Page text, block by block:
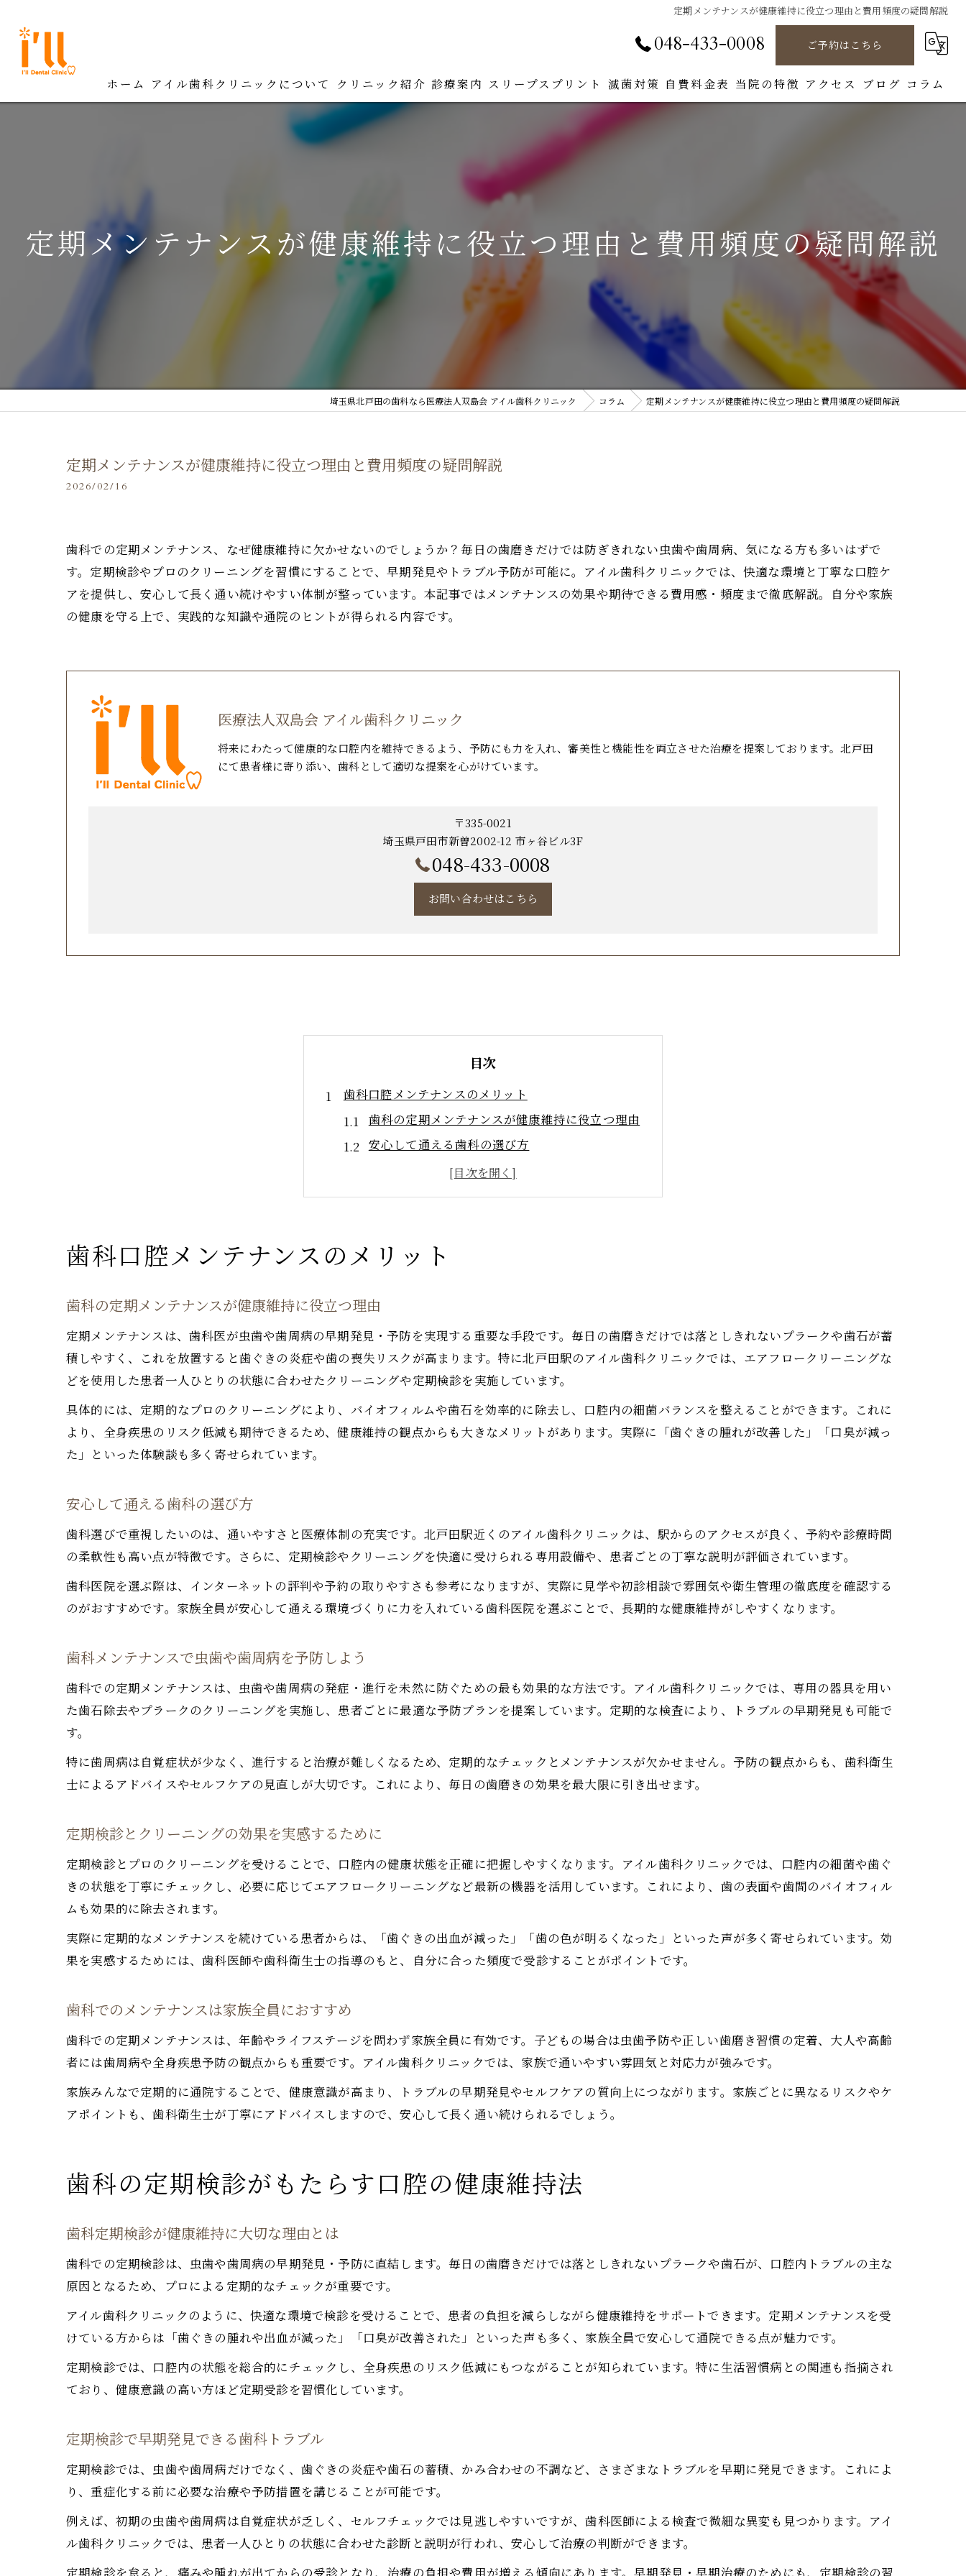
定期メンテナンスが健康維持に役立つ理由と費用頻度の疑問解説
048-433-0008 ご予約はこちら
ホーム アイル歯科クリニックについて クリニック紹介
ドクター紹介
診療案内
インプラントについて
エアフロークリーニング
スリープスプリント 滅菌対策 自費料金表 当院の特徴
インプラント
アクセス ブログ コラム
定期メンテナンスが健康維持に役立つ理由と費用頻度の疑問解説
埼玉県北戸田の歯科なら医療法人双島会 アイル歯科クリニック コラム 定期メンテナンスが健康維持に役立つ理由と費用頻度の疑問解説
定期メンテナンスが健康維持に役立つ理由と費用頻度の疑問解説
2026/02/16
歯科での定期メンテナンス、なぜ健康維持に欠かせないのでしょうか？毎日の歯磨きだけでは防ぎきれない虫歯や歯周病、気になる方も多いはずで
す。定期検診やプロのクリーニングを習慣にすることで、早期発見やトラブル予防が可能に。アイル歯科クリニックでは、快適な環境と丁寧な口腔ケ
アを提供し、安心して長く通い続けやすい体制が整っています。本記事ではメンテナンスの効果や期待できる費用感・頻度まで徹底解説。自分や家族
の健康を守る上で、実践的な知識や通院のヒントが得られる内容です。
医療法人双島会 アイル歯科クリニック
将来にわたって健康的な口腔内を維持できるよう、予防にも力を入れ、審美性と機能性を両立させた治療を提案しております。北戸田
にて患者様に寄り添い、歯科として適切な提案を心がけています。
〒335-0021
埼玉県戸田市新曽2002-12 市ヶ谷ビル3F
048-433-0008
お問い合わせはこちら
目次
歯科口腔メンテナンスのメリット
歯科の定期メンテナンスが健康維持に役立つ理由
安心して通える歯科の選び方
歯科メンテナンスで虫歯や歯周病を予防しよう
定期検診とクリーニングの効果を実感するために
歯科の定期検診がもたらす口腔の健康維持法
歯科定期検診が健康維持に大切な理由とは
定期検診で早期発見できる歯科トラブル
歯科衛生士のアドバイスでセルフケア向上へ
歯科の定期検診はどのくらいの頻度が最適？
アイル歯科クリニックが選ばれる快適な理由
定期メンテナンスを習慣にしたい理由を知る
定期メンテナンスで得られる健康の変化とは
歯科ケアの頻度や費用の目安を解説します
歯科の費用を抑えながら健康を維持するコツ
歯科定期ケアで虫歯や歯周病を防ぐ方法
歯科定期ケアでトラブルを未然に防ごう
歯科口腔メンテナンスのメリット
歯科の定期メンテナンスが健康維持に役立つ理由
定期メンテナンスは、歯科医が虫歯や歯周病の早期発見・予防を実現する重要な手段です。毎日の歯磨きだけでは落としきれないプラークや歯石が蓄
積しやすく、これを放置すると歯ぐきの炎症や歯の喪失リスクが高まります。特に北戸田駅のアイル歯科クリニックでは、エアフロークリーニングな
どを使用した患者一人ひとりの状態に合わせたクリーニングや定期検診を実施しています。
具体的には、定期的なプロのクリーニングにより、バイオフィルムや歯石を効率的に除去し、口腔内の細菌バランスを整えることができます。これに
より、全身疾患のリスク低減も期待できるため、健康維持の観点からも大きなメリットがあります。実際に「歯ぐきの腫れが改善した」「口臭が減っ
た」といった体験談も多く寄せられています。
安心して通える歯科の選び方
歯科選びで重視したいのは、通いやすさと医療体制の充実です。北戸田駅近くのアイル歯科クリニックは、駅からのアクセスが良く、予約や診療時間
の柔軟性も高い点が特徴です。さらに、定期検診やクリーニングを快適に受けられる専用設備や、患者ごとの丁寧な説明が評価されています。
歯科医院を選ぶ際は、インターネットの評判や予約の取りやすさも参考になりますが、実際に見学や初診相談で雰囲気や衛生管理の徹底度を確認する
のがおすすめです。家族全員が安心して通える環境づくりに力を入れている歯科医院を選ぶことで、長期的な健康維持がしやすくなります。
歯科メンテナンスで虫歯や歯周病を予防しよう
歯科での定期メンテナンスは、虫歯や歯周病の発症・進行を未然に防ぐための最も効果的な方法です。アイル歯科クリニックでは、専用の器具を用い
た歯石除去やプラークのクリーニングを実施し、患者ごとに最適な予防プランを提案しています。定期的な検査により、トラブルの早期発見も可能で
す。
特に歯周病は自覚症状が少なく、進行すると治療が難しくなるため、定期的なチェックとメンテナンスが欠かせません。予防の観点からも、歯科衛生
士によるアドバイスやセルフケアの見直しが大切です。これにより、毎日の歯磨きの効果を最大限に引き出せます。
定期検診とクリーニングの効果を実感するために
定期検診とプロのクリーニングを受けることで、口腔内の健康状態を正確に把握しやすくなります。アイル歯科クリニックでは、口腔内の細菌や歯ぐ
きの状態を丁寧にチェックし、必要に応じてエアフロークリーニングなど最新の機器を活用しています。これにより、歯の表面や歯間のバイオフィル
ムも効果的に除去されます。
実際に定期的なメンテナンスを続けている患者からは、「歯ぐきの出血が減った」「歯の色が明るくなった」といった声が多く寄せられています。効
果を実感するためには、歯科医師や歯科衛生士の指導のもと、自分に合った頻度で受診することがポイントです。
歯科でのメンテナンスは家族全員におすすめ
歯科での定期メンテナンスは、年齢やライフステージを問わず家族全員に有効です。子どもの場合は虫歯予防や正しい歯磨き習慣の定着、大人や高齢
者には歯周病や全身疾患予防の観点からも重要です。アイル歯科クリニックでは、家族で通いやすい雰囲気と対応力が強みです。
家族みんなで定期的に通院することで、健康意識が高まり、トラブルの早期発見やセルフケアの質向上につながります。家族ごとに異なるリスクやケ
アポイントも、歯科衛生士が丁寧にアドバイスしますので、安心して長く通い続けられるでしょう。
歯科の定期検診がもたらす口腔の健康維持法
歯科定期検診が健康維持に大切な理由とは
歯科での定期検診は、虫歯や歯周病の早期発見・予防に直結します。毎日の歯磨きだけでは落としきれないプラークや歯石が、口腔内トラブルの主な
原因となるため、プロによる定期的なチェックが重要です。
アイル歯科クリニックのように、快適な環境で検診を受けることで、患者の負担を減らしながら健康維持をサポートできます。定期メンテナンスを受
けている方からは「歯ぐきの腫れや出血が減った」「口臭が改善された」といった声も多く、家族全員で安心して通院できる点が魅力です。
定期検診では、口腔内の状態を総合的にチェックし、全身疾患のリスク低減にもつながることが知られています。特に生活習慣病との関連も指摘され
ており、健康意識の高い方ほど定期受診を習慣化しています。
定期検診で早期発見できる歯科トラブル
定期検診では、虫歯や歯周病だけでなく、歯ぐきの炎症や歯石の蓄積、かみ合わせの不調など、さまざまなトラブルを早期に発見できます。これによ
り、重症化する前に必要な治療や予防措置を講じることが可能です。
例えば、初期の虫歯や歯周病は自覚症状が乏しく、セルフチェックでは見逃しやすいですが、歯科医師による検査で微細な異変も見つかります。アイ
ル歯科クリニックでは、患者一人ひとりの状態に合わせた診断と説明が行われ、安心して治療の判断ができます。